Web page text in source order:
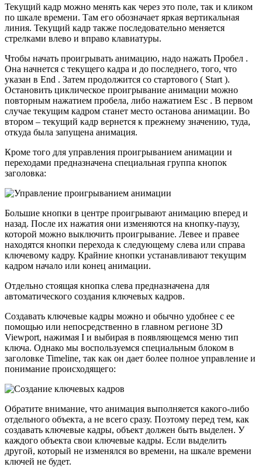
Текущий кадр можно менять как через это поле, так и кликом
по шкале времени. Там его обозначает яркая вертикальная
линия. Текущий кадр также последовательно меняется
стрелками влево и вправо клавиатуры.
Чтобы начать проигрывать анимацию, надо нажать Пробел .
Она начнется с текущего кадра и до последнего, того, что
указан в End . Затем продолжится со стартового ( Start ).
Остановить циклическое проигрывание анимации можно
повторным нажатием пробела, либо нажатием Esc . В первом
случае текущим кадром станет место останова анимации. Во
втором – текущий кадр вернется к прежнему значению, туда,
откуда была запущена анимация.
Кроме того для управления проигрыванием анимации и
переходами предназначена специальная группа кнопок
заголовка:
Большие кнопки в центре проигрывают анимацию вперед и
назад. После их нажатия они изменяются на кнопку-паузу,
которой можно выключить проигрывание. Левее и правее
находятся кнопки перехода к следующему слева или справа
ключевому кадру. Крайние кнопки устанавливают текущим
кадром начало или конец анимации.
Отдельно стоящая кнопка слева предназначена для
автоматического создания ключевых кадров.
Создавать ключевые кадры можно и обычно удобнее с ее
помощью или непосредственно в главном регионе 3D
Viewport, нажимая I и выбирая в появляющемся меню тип
ключа. Однако мы воспользуемся специальным блоком в
заголовке Timeline, так как он дает более полное управление и
понимание происходящего:
Обратите внимание, что анимация выполняется какого-либо
отдельного объекта, а не всего сразу. Поэтому перед тем, как
создавать ключевые кадры, объект должен быть выделен. У
каждого объекта свои ключевые кадры. Если выделить
другой, который не изменялся во времени, на шкале времени
ключей не будет.